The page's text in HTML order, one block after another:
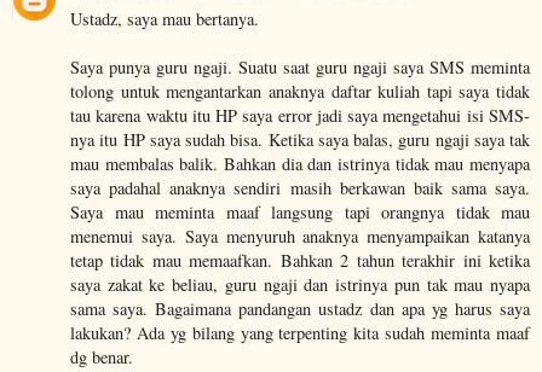
Ustadz, saya mau bertanya.
Saya punya guru ngaji. Suatu saat guru ngaji saya SMS meminta
tolong untuk mengantarkan anaknya daftar kuliah tapi saya tidak
tau karena waktu itu HP saya error jadi saya mengetahui isi SMS-
nya itu HP saya sudah bisa. Ketika saya balas, guru ngaji saya tak
mau membalas balik. Bahkan dia dan istrinya tidak mau menyapa
saya padahal anaknya sendiri masih berkawan baik sama saya.
Saya mau meminta maaf langsung tapi orangnya tidak mau
menemui saya. Saya menyuruh anaknya menyampaikan katanya
tetap tidak mau memaafkan. Bahkan 2 tahun terakhir ini ketika
saya zakat ke beliau, guru ngaji dan istrinya pun tak mau nyapa
sama saya. Bagaimana pandangan ustadz dan apa yg harus saya
lakukan? Ada yg bilang yang terpenting kita sudah meminta maaf
dg benar.